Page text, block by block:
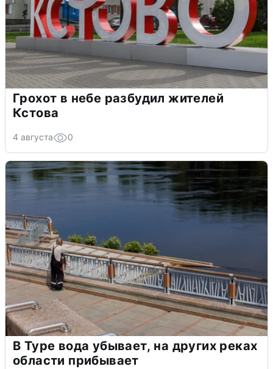
Грохот в небе разбудил жителей
Кстова
4 августа 0
В Туре вода убывает, на других реках
области прибывает